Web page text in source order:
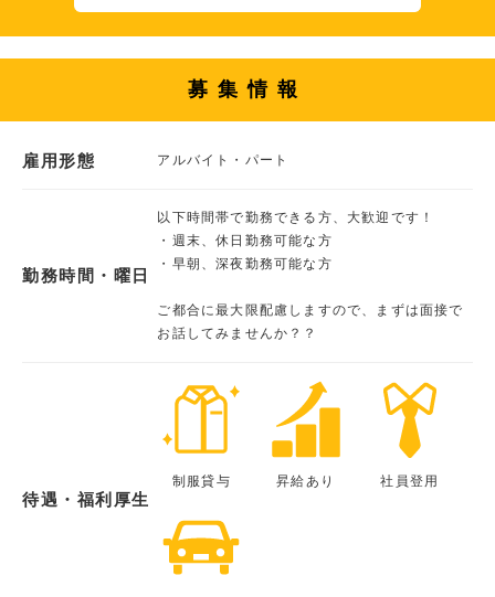
募集情報
雇用形態 アルバイト・パート
勤務時間・曜日
以下時間帯で勤務できる方、大歓迎です！
・週末、休日勤務可能な方
・早朝、深夜勤務可能な方
ご都合に最大限配慮しますので、まずは面接で
お話してみませんか？？
待遇・福利厚生
制服貸与 昇給あり 社員登用